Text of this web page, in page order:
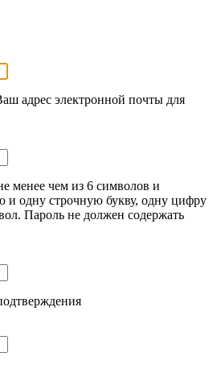
адрес электронной почты для
менее чем из 6 символов и
и одну строчную букву, одну цифру
Пароль не должен содержать